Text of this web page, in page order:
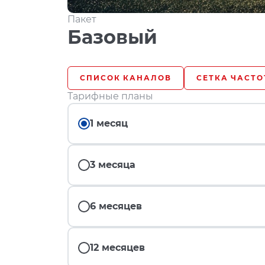
Пакет
Базовый
СПИСОК КАНАЛОВ СЕТКА
Тарифные планы
1 месяц
3 месяца
6 месяцев
12 месяцев